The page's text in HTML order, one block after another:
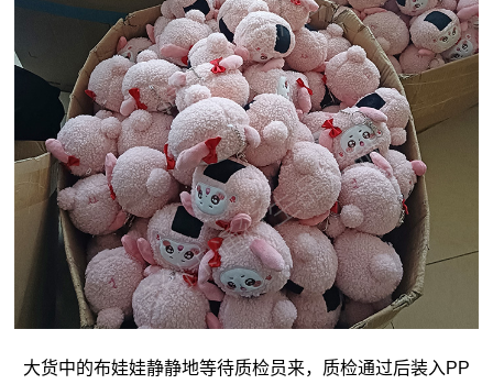
大货中的布娃娃静静地等待质检员来，质检通过后装入PP